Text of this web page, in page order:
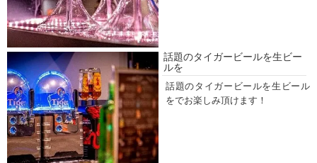
話題のタイガービールを生ビー
ルを
話題のタイガービールを生ビール
をでお楽しみ頂けます！